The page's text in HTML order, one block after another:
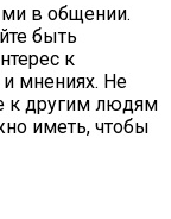
в общении.
быть
к
и мнениях. Не
к другим людям
иметь, чтобы